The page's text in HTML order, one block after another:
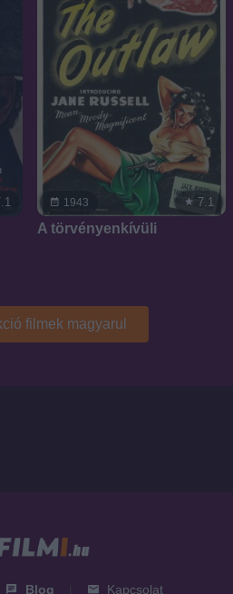
1943 7.1
A törvényenkívüli
filmek magyarul
Blog Kapcsolat